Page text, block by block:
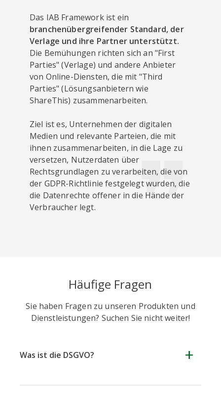
Das IAB Framework ist ein
branchenübergreifender Standard, der
Verlage und ihre Partner unterstützt.
Die Bemühungen richten sich an "First
Parties" (Verlage) und andere Anbieter
von Online-Diensten, die mit "Third
Parties" (Lösungsanbietern wie
ShareThis) zusammenarbeiten.
Ziel ist es, Unternehmen der digitalen
Medien und relevante Parteien, die mit
ihnen zusammenarbeiten, in die Lage zu
versetzen, Nutzerdaten über
Rechtsgrundlagen zu verarbeiten, die von
der GDPR-Richtlinie festgelegt wurden, die
die Datenrechte offener in die Hände der
Verbraucher legt.
Häufige Fragen
Sie haben Fragen zu unseren Produkten und
Dienstleistungen? Suchen Sie nicht weiter!
Was ist die DSGVO?